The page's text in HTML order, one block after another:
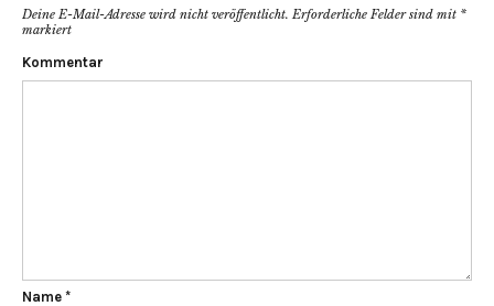
Deine E-Mail-Adresse wird nicht veröffentlicht. Erforderliche Felder sind mit *
markiert
Kommentar
Name *